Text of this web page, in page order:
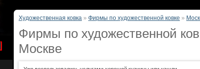
Художественная ковка » Фирмы по художественной ковке »
Фирмы по художественной
Москве